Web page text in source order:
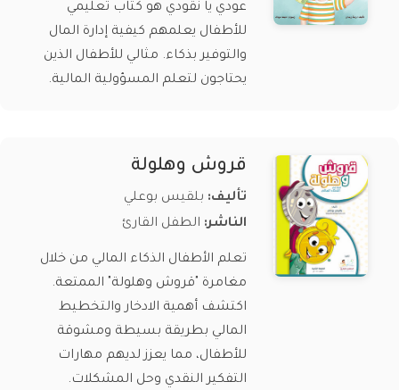
عودي يا نقودي هو كتاب تعليمي
للأطفال يعلمهم كيفية إدارة المال
والتوفير بذكاء. مثالي للأطفال الذين
يحتاجون لتعلم المسؤولية المالية.
قروش وهلولة
تأليف: بلقيس بوعلي
الناشر: الطفل القارئ
تعلم الأطفال الذكاء المالي من خلال
مغامرة "قروش وهلولة" الممتعة.
اكتشف أهمية الادخار والتخطيط
المالي بطريقة بسيطة ومشوقة
للأطفال، مما يعزز لديهم مهارات
التفكير النقدي وحل المشكلات.